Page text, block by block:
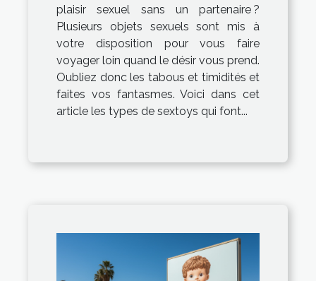
plaisir sexuel sans un partenaire ?
Plusieurs objets sexuels sont mis à
votre disposition pour vous faire
voyager loin quand le désir vous prend.
Oubliez donc les tabous et timidités et
faites vos fantasmes. Voici dans cet
article les types de sextoys qui font...